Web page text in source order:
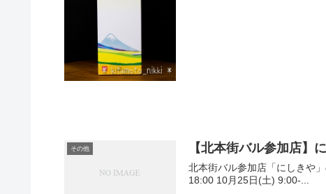
その他 【北本街バル参加店】
北本街バル参加店「にしきや
18:00 10月25日(土) 9:00-...